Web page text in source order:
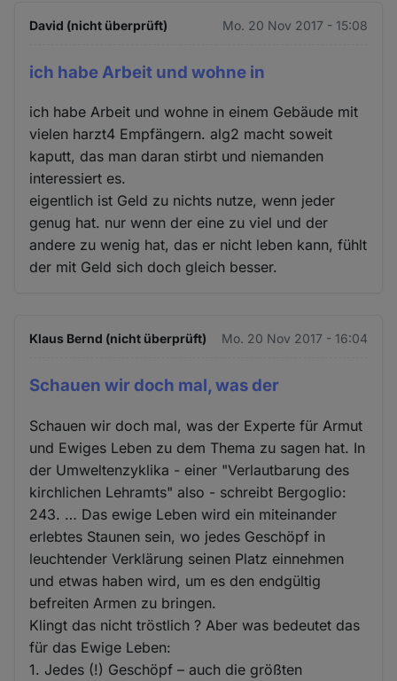
David (nicht überprüft) Mo. 20 Nov 2017 - 15:08
ich habe Arbeit und wohne in
ich habe Arbeit und wohne in einem Gebäude mit
vielen harzt4 Empfängern. alg2 macht soweit
kaputt, das man daran stirbt und niemanden
interessiert es.
eigentlich ist Geld zu nichts nutze, wenn jeder
genug hat. nur wenn der eine zu viel und der
andere zu wenig hat, das er nicht leben kann, fühlt
der mit Geld sich doch gleich besser.
Klaus Bernd (nicht überprüft) Mo. 20 Nov 2017 - 16:04
Schauen wir doch mal, was der
Schauen wir doch mal, was der Experte für Armut
und Ewiges Leben zu dem Thema zu sagen hat. In
der Umweltenzyklika - einer "Verlautbarung des
kirchlichen Lehramts" also - schreibt Bergoglio:
243. … Das ewige Leben wird ein miteinander
erlebtes Staunen sein, wo jedes Geschöpf in
leuchtender Verklärung seinen Platz einnehmen
und etwas haben wird, um es den endgültig
befreiten Armen zu bringen.
Klingt das nicht tröstlich ? Aber was bedeutet das
für das Ewige Leben:
1. Jedes (!) Geschöpf – auch die größten